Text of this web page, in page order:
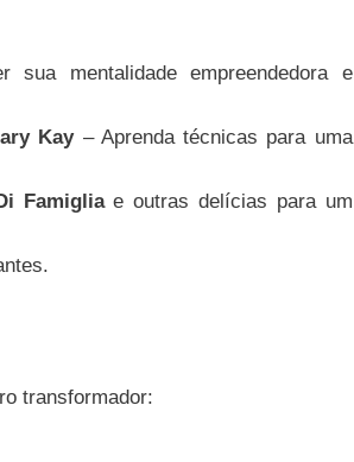
mentalidade empreendedora e
Kay– Aprenda técnicas para uma
Famigliae outras delícias para um
transformador: